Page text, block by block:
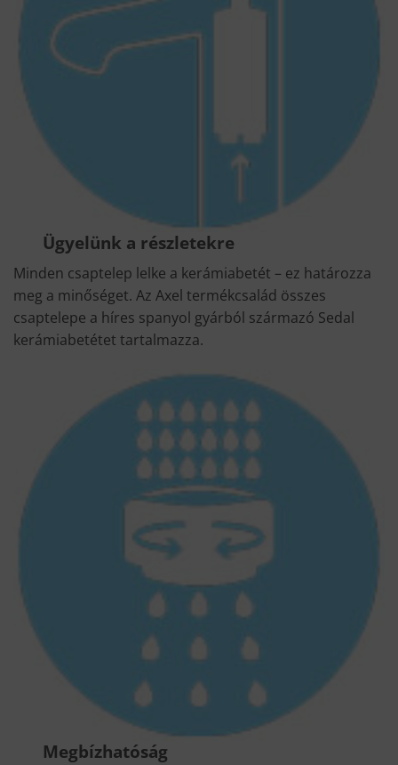
Ügyelünk a részletekre
Minden csaptelep lelke a kerámiabetét – ez határozza
meg a minőséget. Az Axel termékcsalád összes
csaptelepe a híres spanyol gyárból származó Sedal
kerámiabetétet tartalmazza.
Megbízhatóság